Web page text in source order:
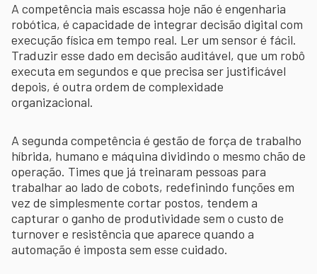
A competência mais escassa hoje não é engenharia
robótica, é capacidade de integrar decisão digital com
execução física em tempo real. Ler um sensor é fácil.
Traduzir esse dado em decisão auditável, que um robô
executa em segundos e que precisa ser justificável
depois, é outra ordem de complexidade
organizacional.
A segunda competência é gestão de força de trabalho
híbrida, humano e máquina dividindo o mesmo chão de
operação. Times que já treinaram pessoas para
trabalhar ao lado de cobots, redefinindo funções em
vez de simplesmente cortar postos, tendem a
capturar o ganho de produtividade sem o custo de
turnover e resistência que aparece quando a
automação é imposta sem esse cuidado.